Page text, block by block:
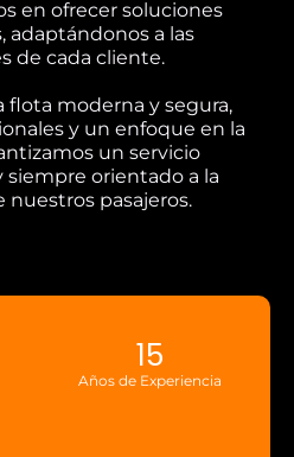
en ofrecer soluciones
adaptándonos a las
de cada cliente.
flota moderna y segura,
y un enfoque en la
un servicio
siempre orientado a la
nuestros pasajeros.
Años de Experiencia
15